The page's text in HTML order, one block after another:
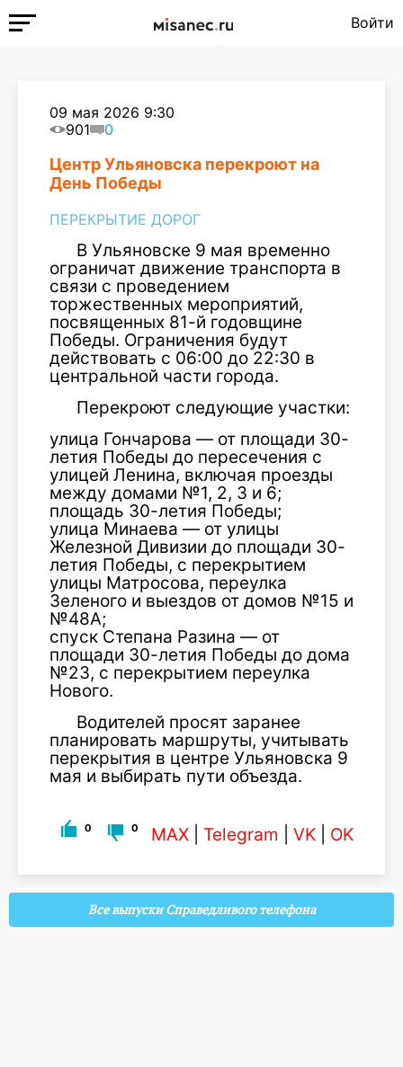
Войти
09 мая 2026 9:30
901
0
Центр Ульяновска перекроют на
День Победы
ПЕРЕКРЫТИЕ ДОРОГ
В Ульяновске 9 мая временно
ограничат движение транспорта в
связи с проведением
торжественных мероприятий,
посвященных 81-й годовщине
Победы. Ограничения будут
действовать с 06:00 до 22:30 в
центральной части города.
Перекроют следующие участки:
улица Гончарова — от площади 30-
летия Победы до пересечения с
улицей Ленина, включая проезды
между домами №1, 2, 3 и 6;
площадь 30-летия Победы;
улица Минаева — от улицы
Железной Дивизии до площади 30-
летия Победы, с перекрытием
улицы Матросова, переулка
Зеленого и выездов от домов №15 и
№48А;
спуск Степана Разина — от
площади 30-летия Победы до дома
№23, с перекрытием переулка
Нового.
Водителей просят заранее
планировать маршруты, учитывать
перекрытия в центре Ульяновска 9
мая и выбирать пути объезда.
0 0 MAX Telegram VK OK
Все выпуски Справедливого телефона